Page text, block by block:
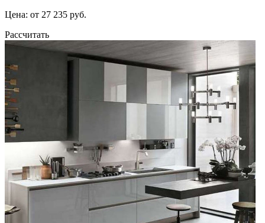
Цена: от 27 235 руб.
Рассчитать